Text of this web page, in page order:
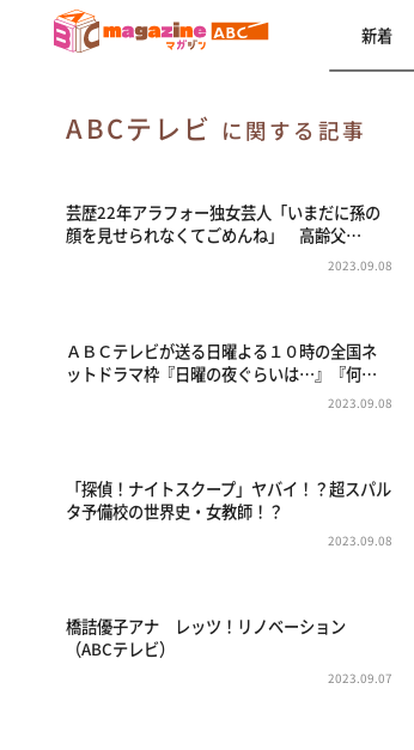
新着
ABCテレビ に関する記事
芸歴22年アラフォー独女芸人「いまだに孫の
顔を見せられなくてごめんね」 高齢父…
2023.09.08
ＡＢＣテレビが送る日曜よる１０時の全国ネ
ットドラマ枠『日曜の夜ぐらいは…』『何…
2023.09.08
「探偵！ナイトスクープ」ヤバイ！？超スパル
タ予備校の世界史・女教師！？
2023.09.08
橋詰優子アナ レッツ！リノベーション
（ABCテレビ）
2023.09.07